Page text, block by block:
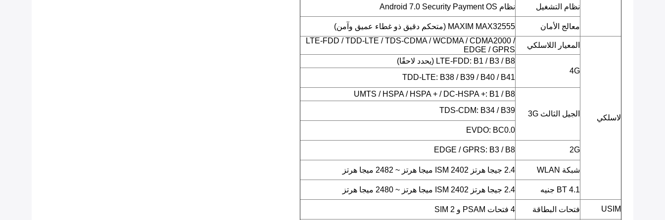
نظام التشغيل نظام Android 7.0 Security Payment OS
معالج الأمان MAXIM MAX32555 (متحكم دقيق ذو غطاء عميق وآمن)
لاسلكي
المعيار اللاسلكي
LTE-FDD / TDD-LTE / TDS-CDMA / WCDMA / CDMA2000 /
EDGE / GPRS
4G
LTE-FDD: B1 / B3 / B8 (يحدد لاحقًا)
TDD-LTE: B38 / B39 / B40 / B41
الجيل الثالث 3G
UMTS / HSPA / HSPA + / DC-HSPA +: B1 / B8
TDS-CDM: B34 / B39
EVDO: BC0.0
2G
EDGE / GPRS: B3 / B8
شبكة WLAN 2.4 جيجا هرتز ISM 2402 ميجا هرتز ~ 2482 ميجا هرتز
BT 4.1 جنيه 2.4 جيجا هرتز ISM 2402 ميجا هرتز ~ 2480 ميجا هرتز
USIM فتحات البطاقة 4 فتحات PSAM و 2 SIM